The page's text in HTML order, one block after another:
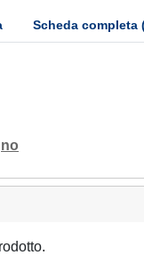
Scheda completa